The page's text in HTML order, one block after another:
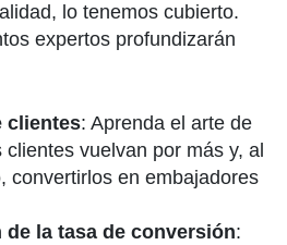
lo tenemos cubierto.
expertos profundizarán
clientes: Aprenda el arte de
clientes vuelvan por más y, al
convertirlos en embajadores
la tasa de conversión: